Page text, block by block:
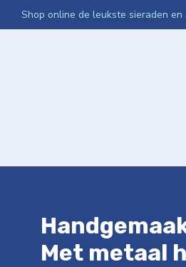
Shop online de leukste sieraden en
Met metaal